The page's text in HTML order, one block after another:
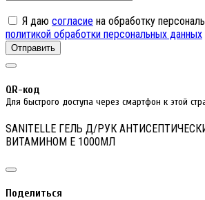
Я даю согласие на обработку
политикой обработки персональных данных
Отправить
QR-код
Для быстрого доступа через смартфон к этой
SANITELLE ГЕЛЬ Д/РУК
ВИТАМИНОМ Е 1000МЛ
Поделиться